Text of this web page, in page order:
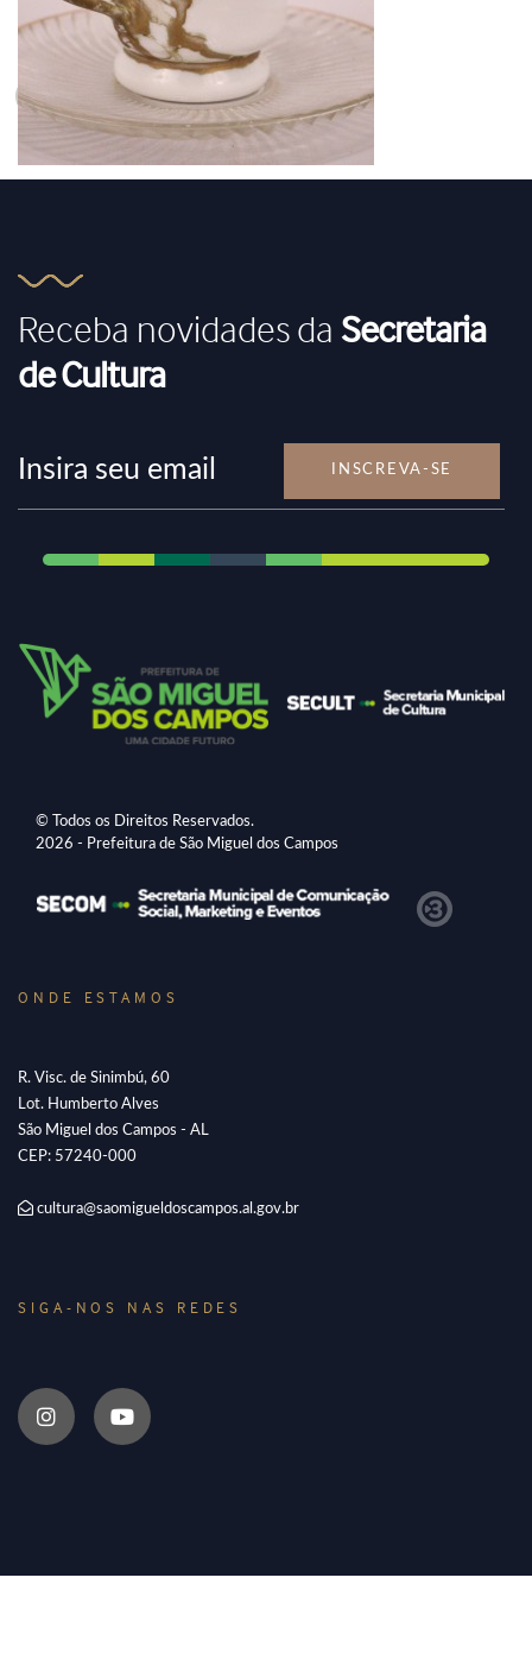
1min restante
Receba novidades da Secretaria
de Cultura
INSCREVA-SE
© Todos os Direitos Reservados.
2026 - Prefeitura de São Miguel dos Campos
ONDE ESTAMOS
R. Visc. de Sinimbú, 60
Lot. Humberto Alves
São Miguel dos Campos - AL
CEP: 57240-000
cultura@saomigueldoscampos.al.gov.br
SIGA-NOS NAS REDES